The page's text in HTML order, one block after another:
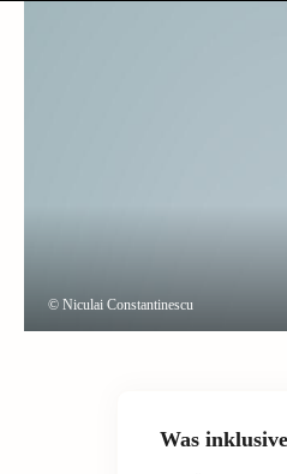
© Niculai Constantinescu
Was